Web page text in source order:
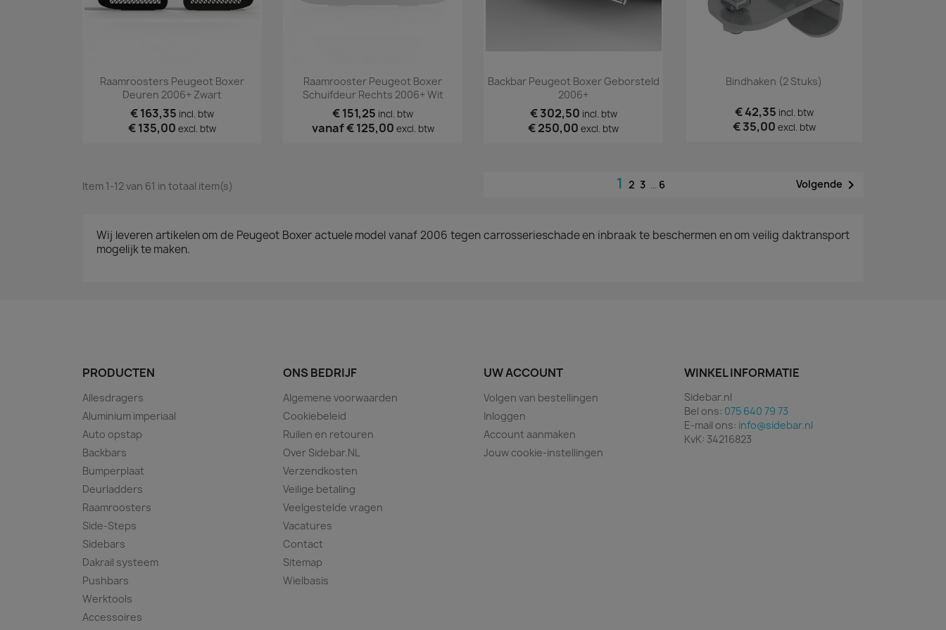
Snel bekijken
Raamroosters Peugeot Boxer
Deuren 2006+ Zwart
€ 163,35 incl. btw
€ 135,00 excl. btw
Snel bekijken
Raamrooster Peugeot Boxer
Schuifdeur Rechts 2006+ Wit
€ 151,25 incl. btw
vanaf€ 125,00 excl. btw
Snel bekijken
Backbar Peugeot Boxer Geborsteld
2006+
€ 302,50 incl. btw
€ 250,00 excl. btw
Snel bekijken
Bindhaken (2 Stuks)
€ 42,35 incl. btw
€ 35,00 excl. btw
Item 1-12 van 61 in totaal item(s) 12 3 … 6 Volgende 
Wij leveren artikelen om de Peugeot Boxer actuele model vanaf 2006 tegen carrosserieschade en inbraak te beschermen en om veilig daktransport
mogelijk te maken.
PRODUCTEN
Allesdragers
Aluminium imperiaal
Auto opstap
Backbars
Bumperplaat
Deurladders
Raamroosters
Side-Steps
Sidebars
Dakrail systeem
Pushbars
Werktools
Accessoires
ONS BEDRIJF
Algemene voorwaarden
Cookiebeleid
Ruilen en retouren
Over Sidebar.NL
Verzendkosten
Veilige betaling
Veelgestelde vragen
Vacatures
Contact
Sitemap
Wielbasis
UW ACCOUNT
Volgen van bestellingen
Inloggen
Account aanmaken
Jouw cookie-instellingen
WINKEL INFORMATIE
Sidebar.nl
Bel ons: 075 640 79 73
E-mail ons: info@sidebar.nl
KvK: 34216823